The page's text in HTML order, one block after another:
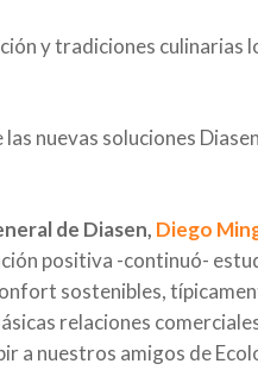
y tradiciones culinarias
las nuevas soluciones
de Diasen, Diego
positiva -continuó-
sostenibles,
relaciones
a nuestros amigos de